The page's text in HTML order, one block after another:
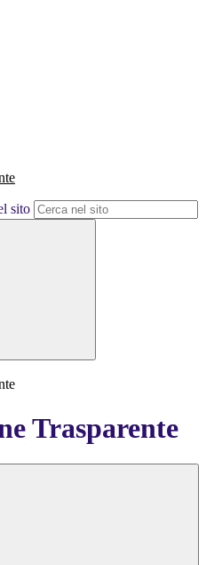
sito
Trasparente